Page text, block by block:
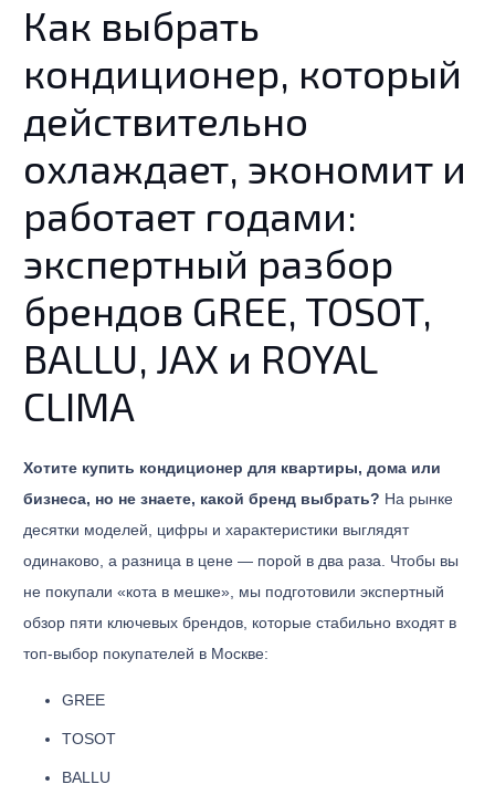
Как выбрать
кондиционер, который
действительно
охлаждает, экономит и
работает годами:
экспертный разбор
брендов GREE, TOSOT,
BALLU, JAX и ROYAL
CLIMA
Хотите купить кондиционер для квартиры, дома или
бизнеса, но не знаете, какой бренд выбрать? На рынке
десятки моделей, цифры и характеристики выглядят
одинаково, а разница в цене — порой в два раза. Чтобы вы
не покупали «кота в мешке», мы подготовили экспертный
обзор пяти ключевых брендов, которые стабильно входят в
топ-выбор покупателей в Москве:
GREE
TOSOT
BALLU